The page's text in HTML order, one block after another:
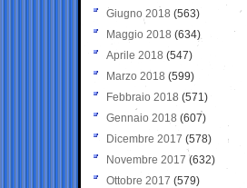
Giugno 2018 (563)
Maggio 2018 (634)
Aprile 2018 (547)
Marzo 2018 (599)
Febbraio 2018 (571)
Gennaio 2018 (607)
Dicembre 2017 (578)
Novembre 2017 (632)
Ottobre 2017 (579)